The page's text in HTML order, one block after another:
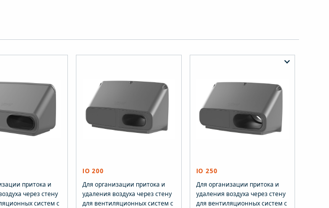
притока и
через стену
систем с
IO 200
Для организации притока и
удаления воздуха через стену
для вентиляционных систем с
IO 250
Для организации притока и
удаления воздуха через стену
для вентиляционных систем с